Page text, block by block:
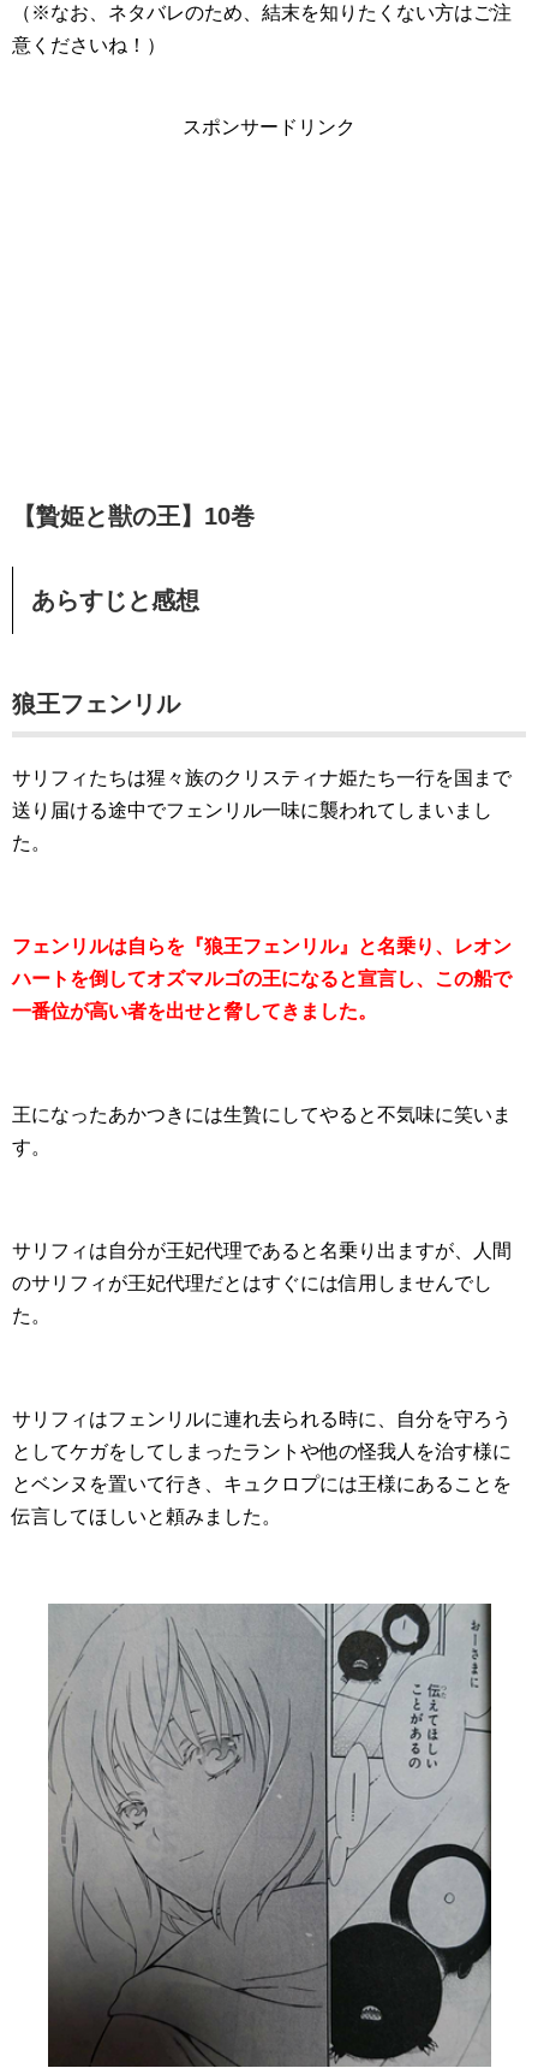
（※なお、ネタバレのため、結末を知りたくない方はご注
意くださいね！）
スポンサードリンク
【贄姫と獣の王】10巻
あらすじと感想
狼王フェンリル
サリフィたちは猩々族のクリスティナ姫たち一行を国まで
送り届ける途中でフェンリル一味に襲われてしまいまし
た。
フェンリルは自らを『狼王フェンリル』と名乗り、レオン
ハートを倒してオズマルゴの王になると宣言し、この船で
一番位が高い者を出せと脅してきました。
王になったあかつきには生贄にしてやると不気味に笑いま
す。
サリフィは自分が王妃代理であると名乗り出ますが、人間
のサリフィが王妃代理だとはすぐには信用しませんでし
た。
サリフィはフェンリルに連れ去られる時に、自分を守ろう
としてケガをしてしまったラントや他の怪我人を治す様に
とベンヌを置いて行き、キュクロプには王様にあることを
伝言してほしいと頼みました。